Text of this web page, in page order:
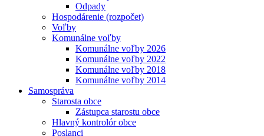
Odpady
Hospodárenie (rozpočet)
Voľby
Komunálne voľby
Komunálne voľby 2026
Komunálne voľby 2022
Komunálne voľby 2018
Komunálne voľby 2014
Samospráva
Starosta obce
Zástupca starostu obce
Hlavný kontrolór obce
Poslanci